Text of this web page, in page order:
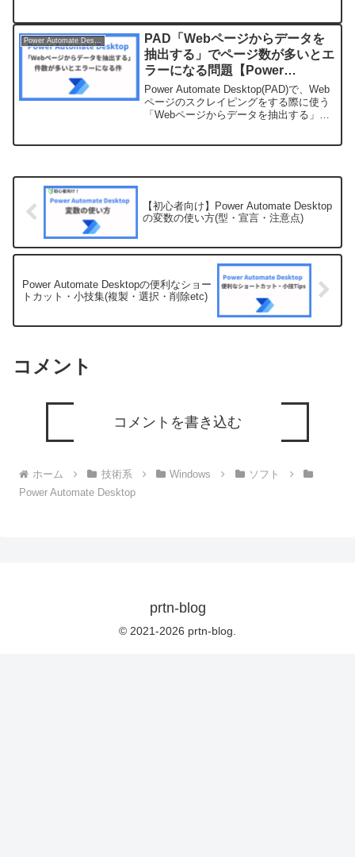
Excelを起動し...
PAD「Webページからデータを
抽出する」でページ数が多いとエ
ラーになる問題【Power
Automate Desktop】
Power Automate Desktop(PAD)で、Web
ページのスクレイピングをする際に使う
「Webページからデータを抽出する」ア
【初心者向け】Power Automate Desktop
の変数の使い方(型・宣言・注意点)
Power Automate Desktopの便利なショー
トカット・小技集(複製・選択・削除etc)
コメント
コメントを書き込む
ホーム 技術系 Windows
ソフト
Power Automate Desktop
prtn-blog
© 2021-2026 prtn-blog.